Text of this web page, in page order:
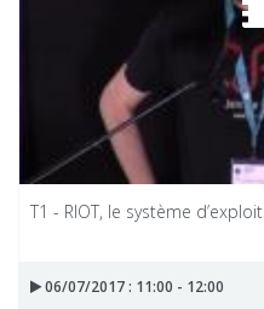
T1 - RIOT, le système
06/07/2017 : 11:00 - 12:00